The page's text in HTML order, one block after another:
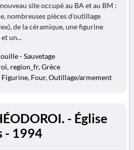
site occupé au BA et au BM :
nombreuses pièces d'outillage
de la céramique, une figurine
un...
- Sauvetage
region_fr, Grèce
Four, Outillage/armement
- Église
- 1994